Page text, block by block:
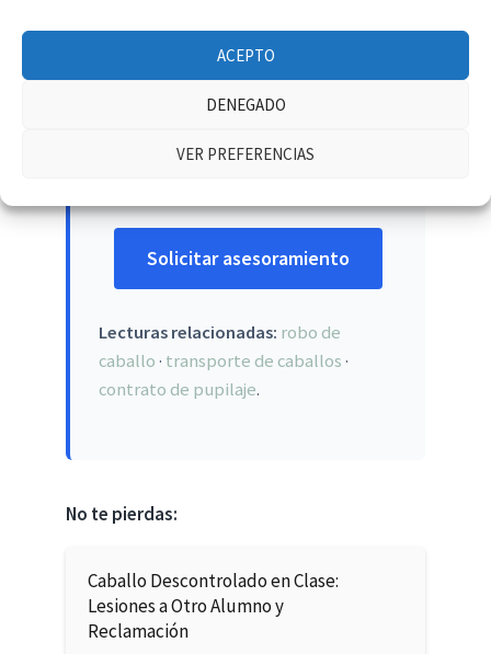
ACEPTO
DENEGADO
VER PREFERENCIAS
Asesoramiento legal
seguro. Diseñamos estrategia penal
Solicitar asesoramiento
Lecturas relacionadas: robo de
caballo· transporte de caballos·
contrato de pupilaje.
No te pierdas:
Caballo Descontrolado en Clase:
Lesiones a Otro Alumno y
Reclamación